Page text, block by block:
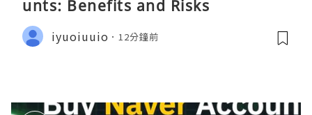
unts: Benefits and Risks
iyuoiuuio 12分鐘前